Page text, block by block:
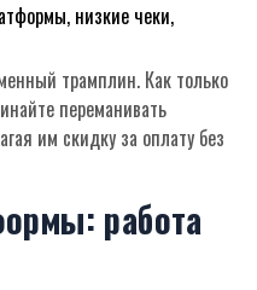
низкие чеки,
трамплин. Как только
переманивать
им скидку за оплату без
работа